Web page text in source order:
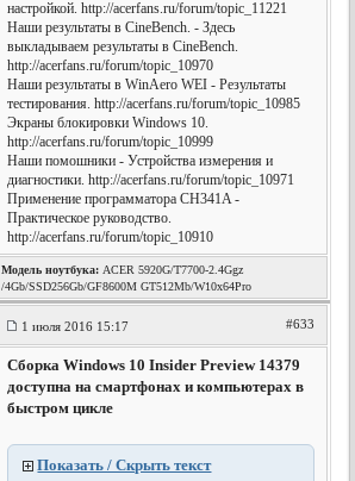
настройкой. http://acerfans.ru/forum/topic_11221
Наши результаты в CineBench. - Здесь
выкладываем результаты в CineBench.
http://acerfans.ru/forum/topic_10970
Наши результаты в WinAero WEI - Результаты
тестирования. http://acerfans.ru/forum/topic_10985
Экраны блокировки Windows 10.
http://acerfans.ru/forum/topic_10999
Наши помошники - Устройства измерения и
диагностики. http://acerfans.ru/forum/topic_10971
Применение программатора CH341A -
Практическое руководство.
http://acerfans.ru/forum/topic_10910
Модель ноутбука: ACER 5920G/T7700-2.4Ggz
/4Gb/SSD256Gb/GF8600M GT512Mb/W10x64Pro
1 июля 2016 15:17 #633
Сборка Windows 10 Insider Preview 14379
доступна на смартфонах и компьютерах в
быстром цикле
Показать / Скрыть текст